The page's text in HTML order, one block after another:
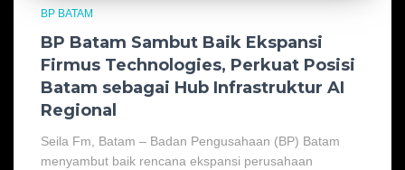
BP BATAM
BP Batam Sambut Baik Ekspansi
Firmus Technologies, Perkuat Posisi
Batam sebagai Hub Infrastruktur AI
Regional
Seila Fm, Batam – Badan Pengusahaan (BP) Batam
menyambut baik rencana ekspansi perusahaan